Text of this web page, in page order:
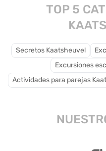
TOP 5
Secretos Kaatsheuvel
Excursiones
Actividades para parejas